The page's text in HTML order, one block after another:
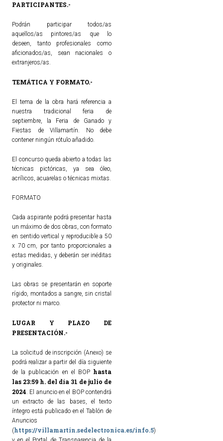
PARTICIPANTES.-
Podrán participar todos/as
aquellos/as pintores/as que lo
deseen, tanto profesionales como
aficionados/as, sean nacionales o
extranjeros/as.
TEMÁTICA Y FORMATO.-
El tema de la obra hará referencia a
nuestra tradicional feria de
septiembre, la Feria de Ganado y
Fiestas de Villamartín. No debe
contener ningún rótulo añadido.
El concurso queda abierto a todas las
técnicas pictóricas, ya sea óleo,
acrílicos, acuarelas o técnicas mixtas.
FORMATO
Cada aspirante podrá presentar hasta
un máximo de dos obras, con formato
en sentido vertical y reproducible a 50
x 70 cm, por tanto proporcionales a
estas medidas, y deberán ser inéditas
y originales.
Las obras se presentarán en soporte
rígido, montados a sangre, sin cristal
protector ni marco.
LUGAR Y PLAZO DE
PRESENTACIÓN.-
La solicitud de inscripción (Anexo) se
podrá realizar a partir del día siguiente
de la publicación en el BOP hasta
las 23:59 h. del día 31 de julio de
2024 . El anuncio en el BOP contendrá
un extracto de las bases, el texto
íntegro está publicado en el Tablón de
Anuncios
(https://villamartin.sedelectronica.es/info.5)